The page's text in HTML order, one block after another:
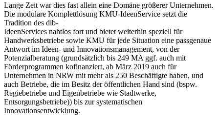
Lange Zeit war dies fast allein eine Domäne größerer Unternehmen.
Die modulare Komplettlösung KMU-IdeenService setzt die
Tradition des dib-
IdeenServices nahtlos fort und bietet weiterhin speziell für
Handwerksbetriebe sowie KMU für jede Situation eine passgenaue
Antwort im Ideen- und Innovationsmanagement, von der
Potenzialberatung (grundsätzlich bis 249 MA ggf. auch mit
Förderprogrammen kofinanziert, ab März 2019 auch für
Unternehmen in NRW mit mehr als 250 Beschäftigte haben, und
auch Betriebe, die im Besitz der öffentlichen Hand sind (bspw.
Regiebetriebe und Eigenbetriebe wie Stadtwerke,
Entsorgungsbetriebe)) bis zur systematischen
Innovationsentwicklung.